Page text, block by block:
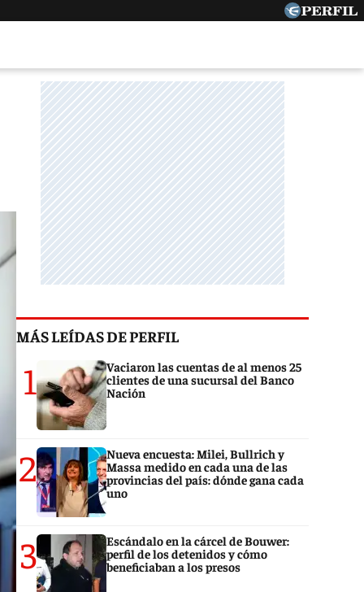
MÁS LEÍDAS DE PERFIL
1
Vaciaron las cuentas de al menos 25
clientes de una sucursal del Banco
Nación
2
Nueva encuesta: Milei, Bullrich y
Massa medido en cada una de las
provincias del país: dónde gana cada
uno
3
Escándalo en la cárcel de Bouwer:
perfil de los detenidos y cómo
beneficiaban a los presos